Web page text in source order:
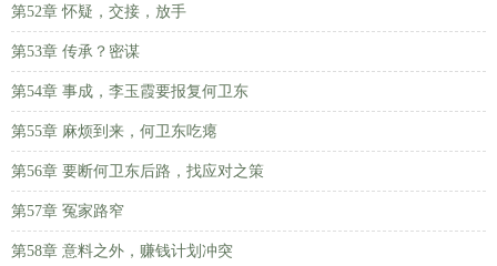
第52章 怀疑，交接，放手
第53章 传承？密谋
第54章 事成，李玉霞要报复何卫东
第55章 麻烦到来，何卫东吃瘪
第56章 要断何卫东后路，找应对之策
第57章 冤家路窄
第58章 意料之外，赚钱计划冲突